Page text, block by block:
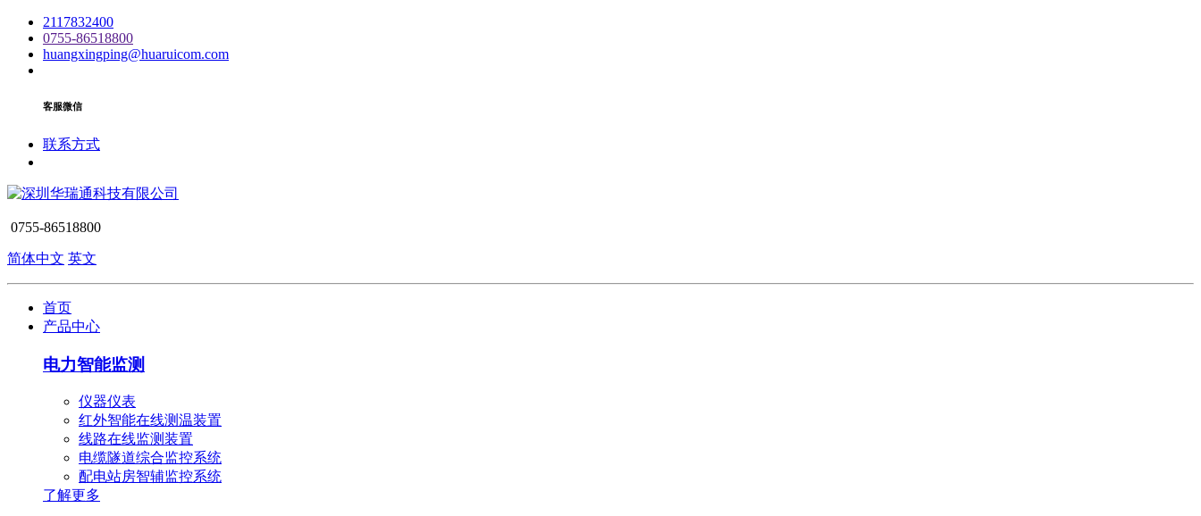
2117832400
0755-86518800
huangxingping@huaruicom.com
客服微信
联系方式
0755-86518800
简体中文 英文
首页
产品中心
电力智能监测
仪器仪表
红外智能在线测温装置
线路在线监测装置
电缆隧道综合监控系统
配电站房智辅监控系统
了解更多